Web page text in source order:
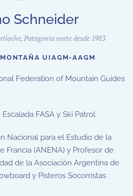
Schneider
Patagonia norte desde 1983
UIAGM-AAGM
Federation of Mountain Guides
FASA y Ski Patrol.
Nacional para el Estudio de la
Francia (ANENA) y Profesor de
de la Asociación Argentina de
y Pisteros Socorristas